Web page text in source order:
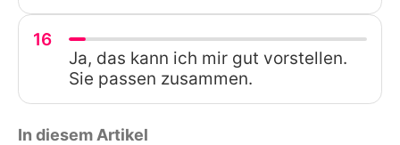
16
Ja, das kann ich mir gut vorstellen.
Sie passen zusammen.
In diesem Artikel